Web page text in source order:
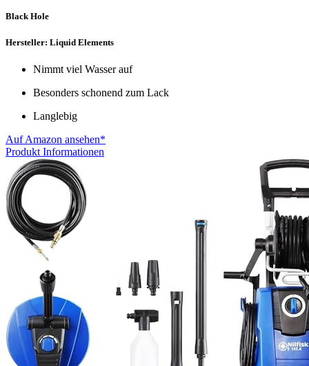
Black Hole
Hersteller: Liquid Elements
Nimmt viel Wasser auf
Besonders schonend zum Lack
Langlebig
Auf Amazon ansehen*
Produkt Informationen